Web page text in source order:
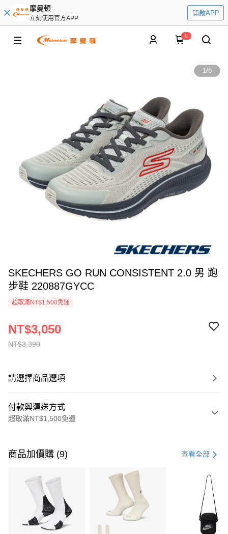
摩曼頓
立刻使用官方APP
開啟APP
0
1/8
SKECHERS GO RUN CONSISTENT 2.0 男 跑
步鞋 220887GYCC
超取滿NT$1,500免運
NT$3,390
NT$3,050
請選擇商品選項
付款與運送方式
超取滿NT$1,500免運
信用卡一次付款
3 期 0 利率 每期 21家銀行
合作金庫商業銀行
第一商業銀行
華南商業銀行
彰化商業銀行
上海商業儲蓄銀行
Apple Pay
商品加價購 (9) 查看全部